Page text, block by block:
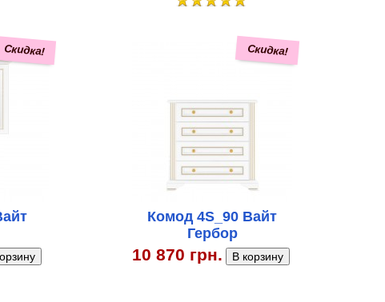
Скидка! Скидка!
Комод 4S_90 Вайт
Гербор
10 870 грн.